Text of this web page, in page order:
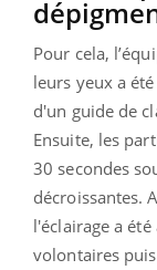
Pour cela,
leurs yeux a
d'un guide de
Ensuite, les
30 secondes
décroissantes.
l'éclairage a
volontaires